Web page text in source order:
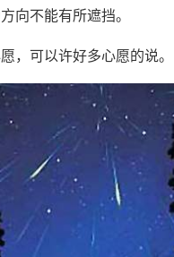
向不能有所遮挡。
，可以许好多心愿的说。